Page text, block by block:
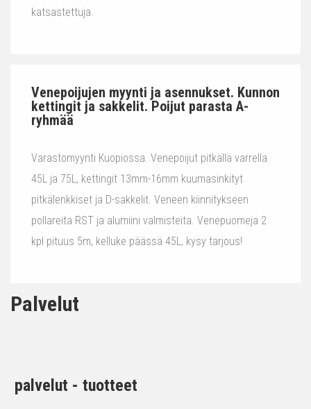
katsastettuja.
Venepoijujen myynti ja asennukset. Kunnon
kettingit ja sakkelit. Poijut parasta A-
ryhmää
Varastomyynti Kuopiossa. Venepoijut pitkällä varrella
45L ja 75L, kettingit 13mm-16mm kuumasinkityt
pitkälenkkiset ja D-sakkelit. Veneen kiinnitykseen
pollareita RST ja alumiini valmisteita. Venepuomeja 2
kpl pituus 5m, kelluke päässä 45L, kysy tarjous!
Palvelut
palvelut - tuotteet